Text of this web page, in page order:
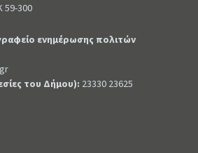
59-300
ενημέρωσης πολιτών
του Δήμου): 23330 23625